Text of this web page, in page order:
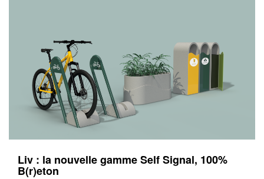
Liv : la nouvelle gamme Self Signal, 100%
B(r)eton